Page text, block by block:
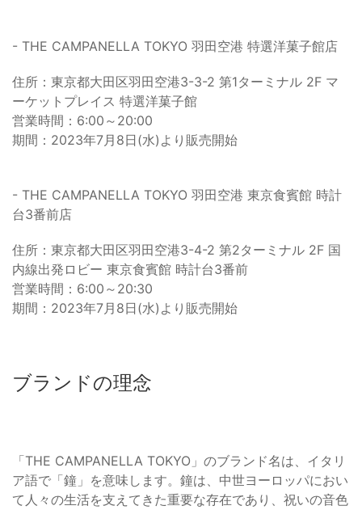
- THE CAMPANELLA TOKYO 羽田空港 特選洋菓子館店
住所：東京都大田区羽田空港3-3-2 第1ターミナル 2F マ
ーケットプレイス 特選洋菓子館
営業時間：6:00～20:00
期間：2023年7月8日(水)より販売開始
- THE CAMPANELLA TOKYO 羽田空港 東京食賓館 時計
台3番前店
住所：東京都大田区羽田空港3-4-2 第2ターミナル 2F 国
内線出発ロビー 東京食賓館 時計台3番前
営業時間：6:00～20:30
期間：2023年7月8日(水)より販売開始
ブランドの理念
「THE CAMPANELLA TOKYO」のブランド名は、イタリ
ア語で「鐘」を意味します。鐘は、中世ヨーロッパにおい
て人々の生活を支えてきた重要な存在であり、祝いの音色